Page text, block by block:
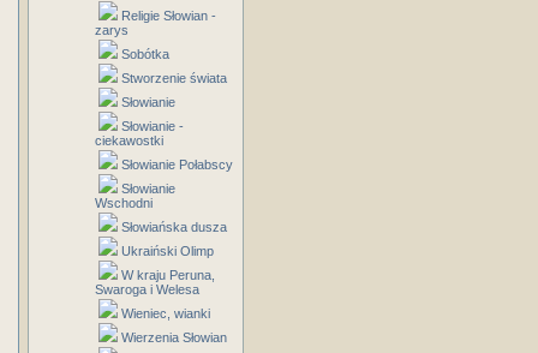
Religie Słowian -
zarys
Sobótka
Stworzenie świata
Słowianie
Słowianie -
ciekawostki
Słowianie Połabscy
Słowianie
Wschodni
Słowiańska dusza
Ukraiński Olimp
W kraju Peruna,
Swaroga i Welesa
Wieniec, wianki
Wierzenia Słowian